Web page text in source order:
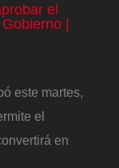
el
|
este martes,
el
en